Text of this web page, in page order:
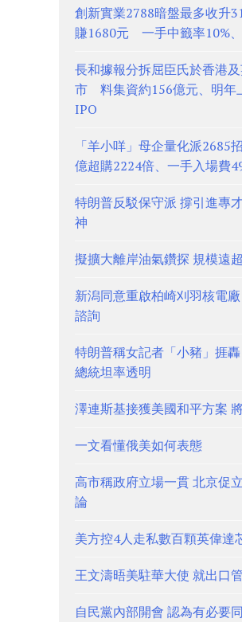
創新實業2788暗盤最多收升
賺1680元 一手中籤率10%
長和據報分拆屈臣氏於香港
市 料集資約156億元、明年
IPO
「羊小咩」母企量化派
億超購2224倍、一手入場費
特朗普反駁保守派 撐引進專
神
擬擴大離岸油氣鑽探 規模遠
新潟同意重啟柏崎刈羽核電
諮詢
特朗普稱女記者「小豬」捱轟
總統坦率透明
澤連斯基接獲美國和平方案
一文看懂俄美如何表態
高市稱政府立場一貫 北京促
論
美方控4人走私數百顆英偉達
王文濤晤美駐華大使 就出口
自民黨內部開會 認為有必要